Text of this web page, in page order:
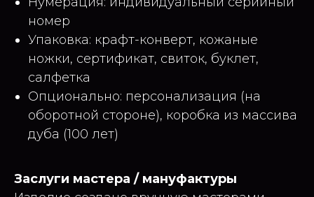
номер
Упаковка: крафт-конверт, кожаные
ножки, сертификат, свиток, буклет,
салфетка
Опционально: персонализация (на
оборотной стороне), коробка из массива
дуба (100 лет)
Заслуги мастера / мануфактуры